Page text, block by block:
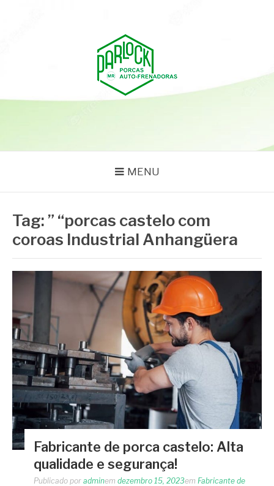
MENU
Tag: ” “porcas castelo com
coroas Industrial Anhangüera
Fabricante de porca castelo: Alta
qualidade e segurança!
Publicado por adminem dezembro 15, 2023em Fabricante de